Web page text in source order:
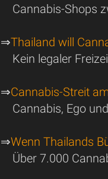
Cannabis-Shops
⇒Thailand will
Kein legaler
⇒Cannabis-Streit
Cannabis, Ego
⇒Wenn Thailands
Über 7.000